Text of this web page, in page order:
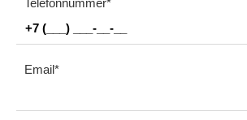
Telefonnummer
Email